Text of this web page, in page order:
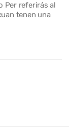
Per referirás al
tenen una